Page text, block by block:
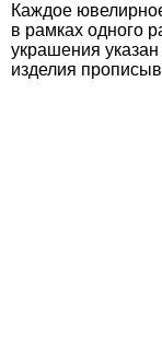
Каждое
в рамках одного
украшения
изделия